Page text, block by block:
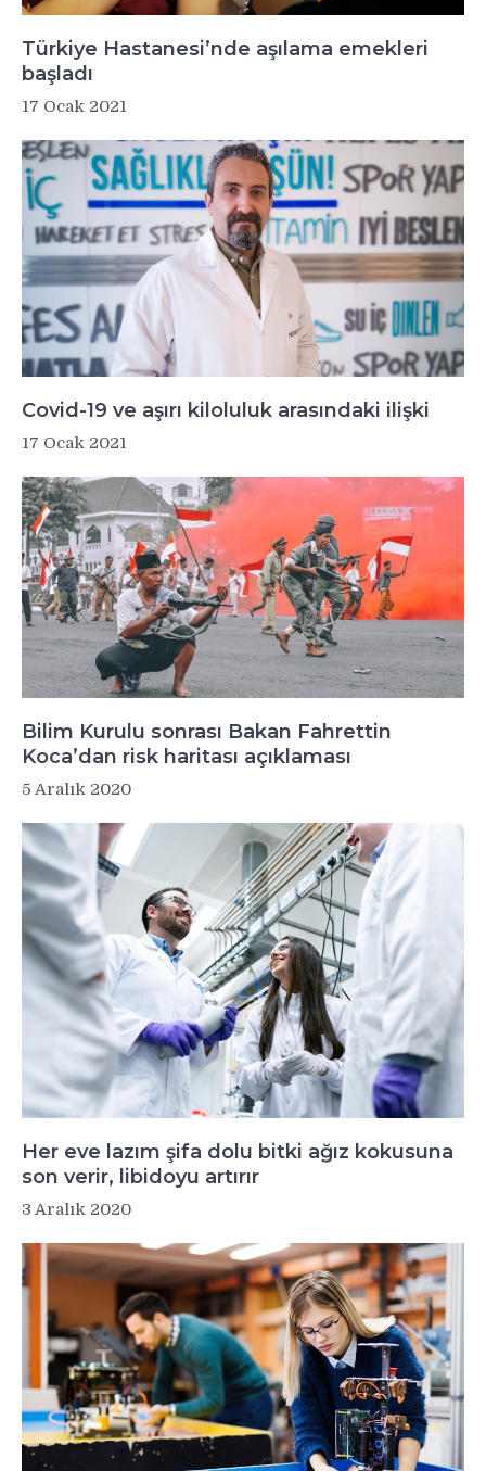
Türkiye Hastanesi’nde aşılama emekleri
başladı
17 Ocak 2021
Covid-19 ve aşırı kiloluluk arasındaki ilişki
17 Ocak 2021
Bilim Kurulu sonrası Bakan Fahrettin
Koca’dan risk haritası açıklaması
5 Aralık 2020
Her eve lazım şifa dolu bitki ağız kokusuna
son verir, libidoyu artırır
3 Aralık 2020